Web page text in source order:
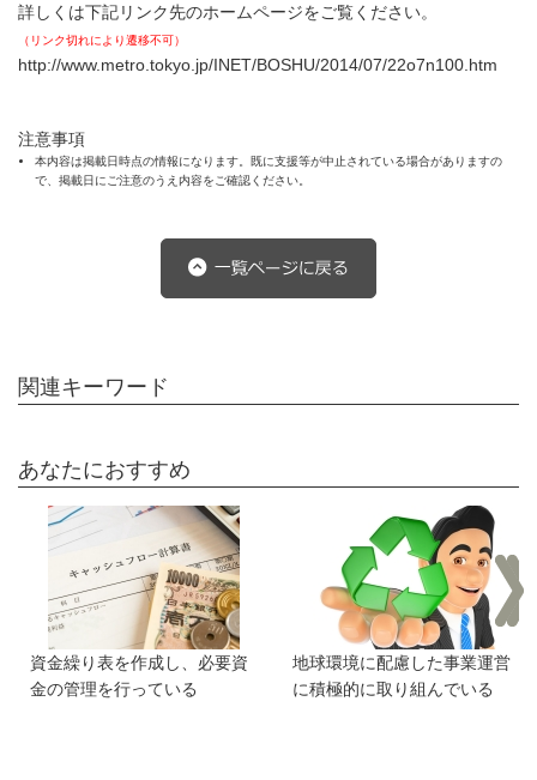
詳しくは下記リンク先のホームページをご覧ください。
（リンク切れにより遷移不可）
http://www.metro.tokyo.jp/INET/BOSHU/2014/07/22o7n100.htm
注意事項
本内容は掲載日時点の情報になります。既に支援等が中止されている場合がありますの
で、掲載日にご注意のうえ内容をご確認ください。
関連キーワード
あなたにおすすめ
資金繰り表を作成し、必要資
金の管理を行っている
地球環境に配慮した事業運営
に積極的に取り組んでいる